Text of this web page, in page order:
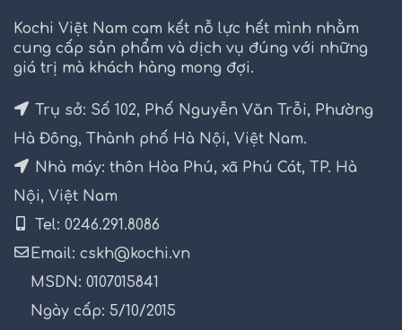
Kochi Việt Nam cam kết nỗ lực hết mình nhằm
cung cấp sản phẩm và dịch vụ đúng với những
giá trị mà khách hàng mong đợi.
Trụ sở: Số 102, Phố Nguyễn Văn Trỗi, Phường
Hà Đông, Thành phố Hà Nội, Việt Nam.
Nhà máy: thôn Hòa Phú, xã Phú Cát, TP. Hà
Nội, Việt Nam
Tel: 0246.291.8086
Email: cskh@kochi.vn
MSDN: 0107015841
Ngày cấp: 5/10/2015